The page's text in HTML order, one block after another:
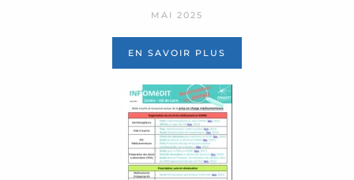
MAI 2025
EN SAVOIR PLUS